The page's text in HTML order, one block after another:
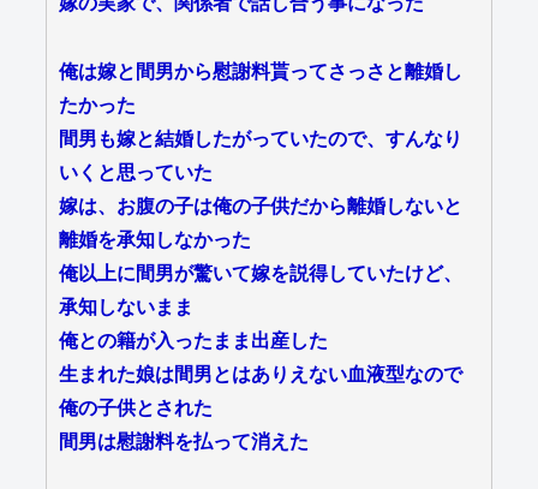
俺は嫁と間男から慰謝料貰ってさっさと離婚し
たかった
間男も嫁と結婚したがっていたので、すんなり
いくと思っていた
嫁は、お腹の子は俺の子供だから離婚しないと
離婚を承知しなかった
俺以上に間男が驚いて嫁を説得していたけど、
承知しないまま
俺との籍が入ったまま出産した
生まれた娘は間男とはありえない血液型なので
俺の子供とされた
間男は慰謝料を払って消えた